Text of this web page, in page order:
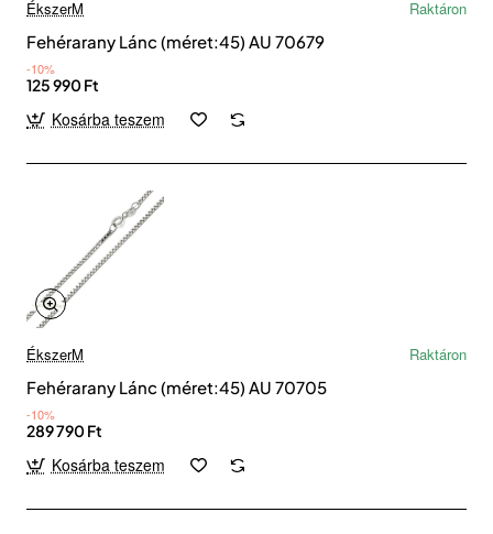
ÉkszerM
Raktáron
Fehérarany Lánc (méret:45) AU 70679
-10%
125 990 Ft
Kosárba teszem
ÉkszerM
Raktáron
Fehérarany Lánc (méret:45) AU 70705
-10%
289 790 Ft
Kosárba teszem